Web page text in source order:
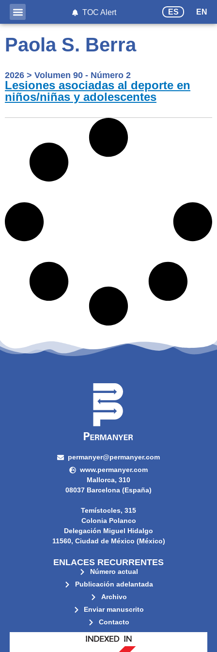
ES EN
TOC Alert
Paola S. Berra
2026 > Volumen 90 - Número 2
Lesiones asociadas al deporte en
niños/niñas y adolescentes
permanyer@permanyer.com
www.permanyer.com
Mallorca, 310
08037 Barcelona (España)
Temístocles, 315
Colonia Polanco
Delegación Miguel Hidalgo
11560, Ciudad de México (México)
ENLACES RECURRENTES
Número actual
Publicación adelantada
Archivo
Enviar manuscrito
Contacto